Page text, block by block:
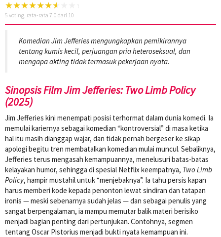
5 voting, rata-rata 7.0 dari 10
Komedian Jim Jefferies mengungkapkan pemikirannya
tentang kumis kecil, perjuangan pria heteroseksual, dan
mengapa akting tidak termasuk pekerjaan nyata.
Sinopsis Film Jim Jefferies: Two Limb Policy
(2025)
Jim Jefferies kini menempati posisi terhormat dalam dunia komedi. Ia
memulai kariernya sebagai komedian “kontroversial” di masa ketika
hal itu masih dianggap wajar, dan tidak pernah bergeser ke sikap
apologi begitu tren membatalkan komedian mulai muncul. Sebaliknya,
Jefferies terus mengasah kemampuannya, menelusuri batas-batas
kelayakan humor, sehingga di spesial Netflix keempatnya, Two Limb
Policy, hampir mustahil untuk “menjebaknya”. Ia tahu persis kapan
harus memberi kode kepada penonton lewat sindiran dan tatapan
ironis — meski sebenarnya sudah jelas — dan sebagai penulis yang
sangat berpengalaman, ia mampu memutar balik materi berisiko
menjadi bagian penting dari pertunjukan. Contohnya, segmen
tentang Oscar Pistorius menjadi bukti nyata kemampuan ini.